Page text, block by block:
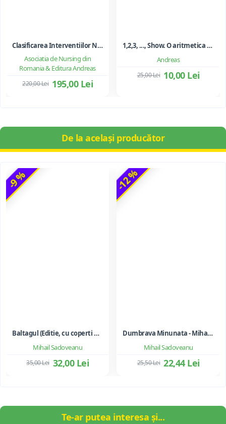
Asociatia de Nursing din
Romania & Editura Andreas
Clasificarea Interventiilor Nursing (NIC)
195,00 Lei
220,00 Lei
Andreas
1,2,3, ..., Show. O aritmetica emotionala, o poezie a matematicii - Ioan Dancila
10,00 Lei
25,00 Lei
De la același producător
-9 %
Mihail Sadoveanu
Baltagul (Editie, cu coperti necartonate)
32,00 Lei
35,00 Lei
-12 %
Mihail Sadoveanu
Dumbrava Minunata - Mihail Sadoveanu
22,44 Lei
25,50 Lei
Te-ar putea interesa și...